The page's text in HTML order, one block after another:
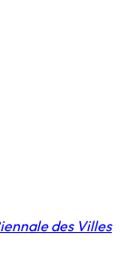
des Villes